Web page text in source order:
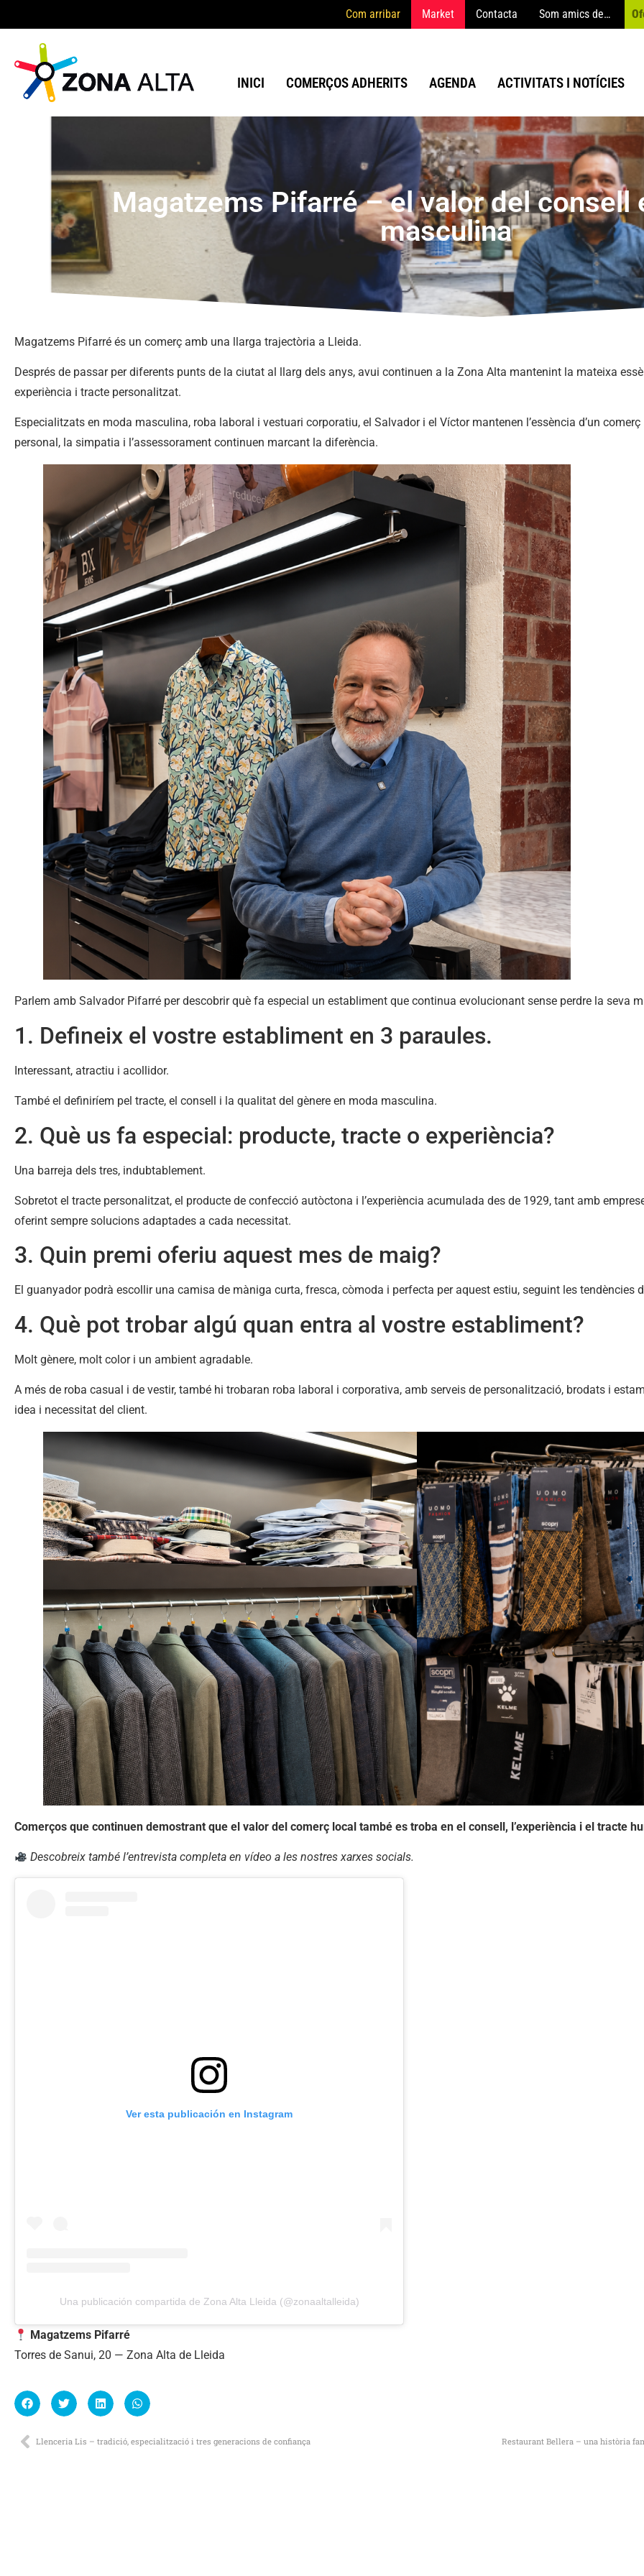
Com arribar Market Contacta Som amics de…
INICI COMERÇOS ADHERITS AGENDA ACTIVITATS I NOTÍCIES
Magatzems Pifarré – el valor del consell
masculina
Magatzems Pifarré és un comerç amb una llarga trajectòria a Lleida.
Després de passar per diferents punts de la ciutat al llarg dels anys, avui continuen a la Zona Alta mantenint la mateixa
experiència i tracte personalitzat.
Especialitzats en moda masculina, roba laboral i vestuari corporatiu, el Salvador i el Víctor mantenen l’essència d’un
personal, la simpatia i l’assessorament continuen marcant la diferència.
Parlem amb Salvador Pifarré per descobrir què fa especial un establiment que continua evolucionant sense perdre la seva
1. Defineix el vostre establiment en 3 paraules.
Interessant, atractiu i acollidor.
També el definiríem pel tracte, el consell i la qualitat del gènere en moda masculina.
2. Què us fa especial: producte, tracte o experiència?
Una barreja dels tres, indubtablement.
Sobretot el tracte personalitzat, el producte de confecció autòctona i l’experiència acumulada des de 1929, tant amb
oferint sempre solucions adaptades a cada necessitat.
3. Quin premi oferiu aquest mes de maig?
El guanyador podrà escollir una camisa de màniga curta, fresca, còmoda i perfecta per aquest estiu, seguint les tendències
4. Què pot trobar algú quan entra al vostre establiment?
Molt gènere, molt color i un ambient agradable.
A més de roba casual i de vestir, també hi trobaran roba laboral i corporativa, amb serveis de personalització, brodats i
idea i necessitat del client.
Comerços que continuen demostrant que el valor del comerç local també es troba en el consell, l’experiència i el tracte
Descobreix també l’entrevista completa en vídeo a les nostres xarxes socials.
Ver esta publicación en Instagram
Una publicación compartida de Zona Alta Lleida (@zonaaltalleida)
Magatzems Pifarré
Torres de Sanui, 20 — Zona Alta de Lleida
Llenceria Lis – tradició, especialització i tres generacions de confiança Restaurant Bellera – una història